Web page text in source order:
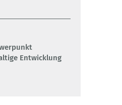
Entwicklung